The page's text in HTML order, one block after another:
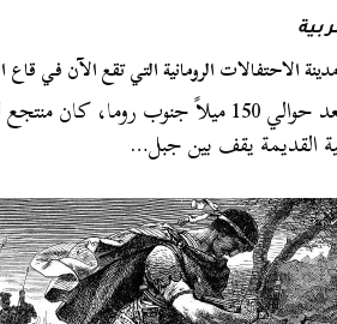
الاحتفالات الرومانية التي تقع الآن في
على بعد حوالي 150 ميلاً جنوب روما، كان
القديمة يقف بين جبل…